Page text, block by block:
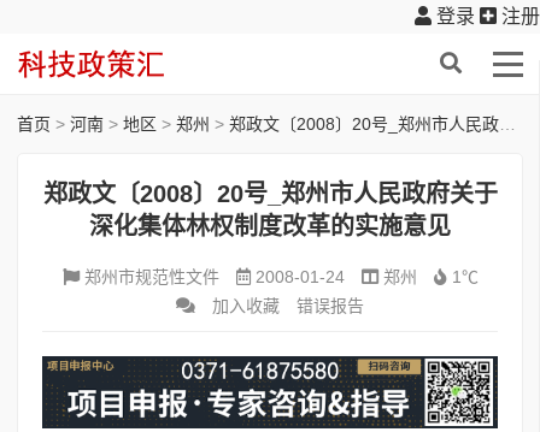
登录 注册
首页 > 河南 > 地区 > 郑州 > 郑政文〔2008〕20号_郑州市人民政府关于深化集体林权制度改革的实施意见
郑政文〔2008〕20号_郑州市人民政府关于
深化集体林权制度改革的实施意见
郑州市规范性文件 2008-01-24 郑州
1℃
加入收藏
错误报告